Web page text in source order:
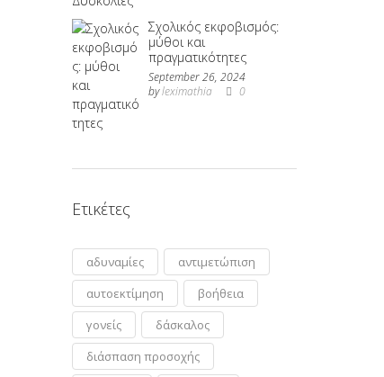
Σχολικός εκφοβισμός:
μύθοι και
πραγματικότητες
September 26, 2024
byleximathia 0
Ετικέτες
αδυναμίες
αντιμετώπιση
αυτοεκτίμηση
βοήθεια
γονείς
δάσκαλος
διάσπαση προσοχής